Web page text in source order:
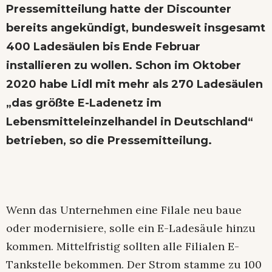
Pressemitteilung hatte der Discounter
bereits angekündigt, bundesweit insgesamt
400 Ladesäulen bis Ende Februar
installieren zu wollen. Schon im Oktober
2020 habe Lidl mit mehr als 270 Ladesäulen
„das größte E-Ladenetz im
Lebensmitteleinzelhandel in Deutschland“
betrieben, so die Pressemitteilung.
Wenn das Unternehmen eine Filale neu baue
oder modernisiere, solle ein E-Ladesäule hinzu
kommen. Mittelfristig sollten alle Filialen E-
Tankstelle bekommen. Der Strom stamme zu 100